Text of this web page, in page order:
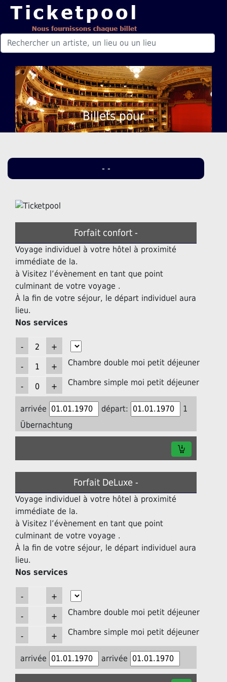
Billets pour
- -
Forfait confort -
Voyage individuel à votre hôtel à proximité
immédiate de la.
à Visitez l’évènement en tant que point
culminant de votre voyage .
À la fin de votre séjour, le départ individuel aura
lieu.
Nos services
Chambre double moi petit déjeuner
Chambre simple moi petit déjeuner
arrivée départ:
1
Übernachtung
Forfait DeLuxe -
Voyage individuel à votre hôtel à proximité
immédiate de la.
à Visitez l’évènement en tant que point
culminant de votre voyage .
À la fin de votre séjour, le départ individuel aura
lieu.
Nos services
Chambre double moi petit déjeuner
Chambre simple moi petit déjeuner
arrivée arrivée